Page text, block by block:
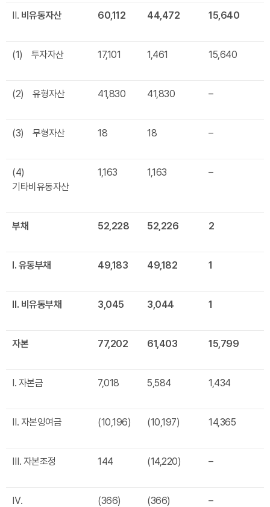
Ⅱ. 비유동자산 60,112 44,472 15,640
(1) 투자자산 17,101 1,461 15,640
(2) 유형자산 41,830 41,830 –
(3) 무형자산 18 18 –
(4)
기타비유동자산
1,163 1,163 –
부채 52,228 52,226 2
Ⅰ. 유동부채 49,183 49,182 1
Ⅱ. 비유동부채 3,045 3,044 1
자본 77,202 61,403 15,799
Ⅰ. 자본금 7,018 5,584 1,434
Ⅱ. 자본잉여금 (10,196) (10,197) 14,365
Ⅲ. 자본조정 144 (14,220) –
Ⅳ.
(366) (366) –